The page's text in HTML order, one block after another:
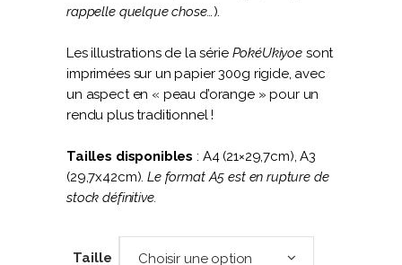
rappelle quelque chose…).
Les illustrations de la série PokéUkiyoe sont
imprimées sur un papier 300g rigide, avec
un aspect en « peau d’orange » pour un
rendu plus traditionnel !
Tailles disponibles : A4 (21×29,7cm), A3
(29,7x42cm).Le format A5 est en rupture de
stock définitive.
Taille Choisir une option